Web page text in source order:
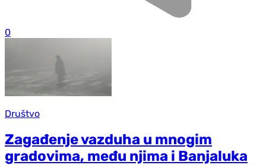
0
Društvo
Zagađenje vazduha u mnogim
gradovima, među njima i Banjaluka